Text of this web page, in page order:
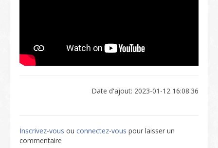
Date d'ajout: 2023-01-12 16:08:36
Inscrivez-vous ou connectez-vous pour laisser un
commentaire